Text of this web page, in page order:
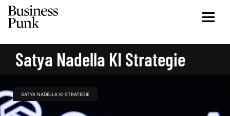
Satya Nadella KI Strategie
SATYA NADELLA KI STRATEGIE